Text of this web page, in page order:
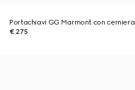
Portachiavi GG Marmont con cerniera
€ 275